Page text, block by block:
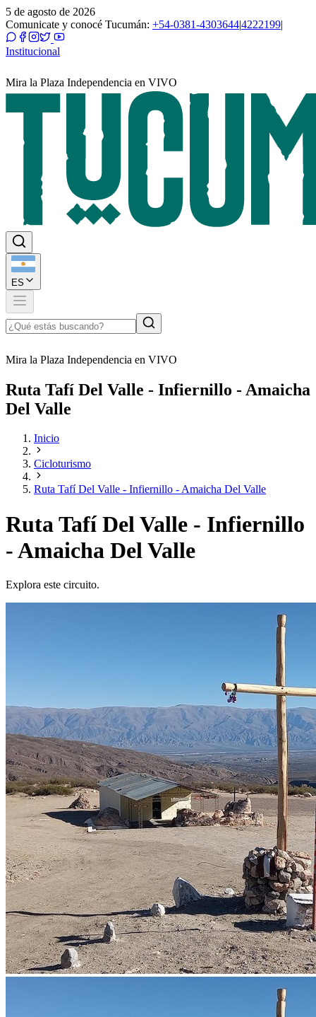
5 de agosto de 2026
Comunicate y conocé Tucumán: +54-0381-4303644|4222199|
Institucional
Mira la Plaza Independencia en VIVO
ES
Mira la Plaza Independencia en VIVO
Ruta Tafí Del Valle - Infiernillo - Amaicha
Del Valle
Inicio
Cicloturismo
Ruta Tafí Del Valle - Infiernillo - Amaicha Del Valle
Ruta Tafí Del Valle - Infiernillo
- Amaicha Del Valle
Explora este circuito.